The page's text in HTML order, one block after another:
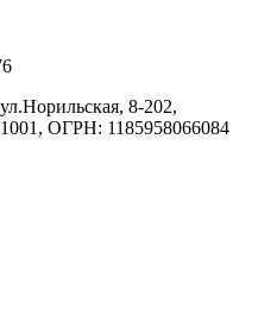
8-202,
ОГРН: 1185958066084